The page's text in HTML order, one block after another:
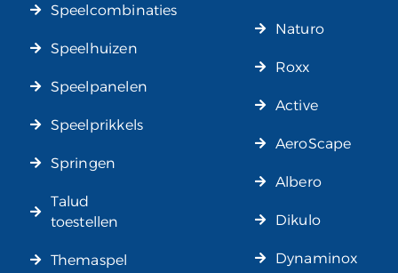
Speelcombinaties
Speelhuizen
Speelpanelen
Speelprikkels
Springen
Talud
toestellen
Themaspel
Naturo
Roxx
Active
AeroScape
Albero
Dikulo
Dynaminox